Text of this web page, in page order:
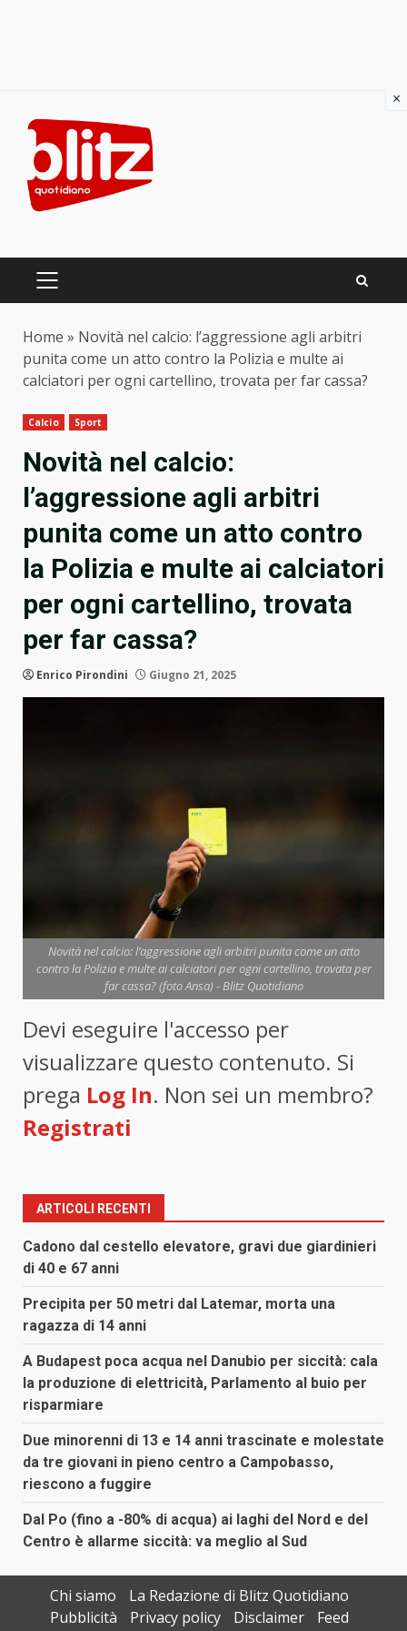
content
PRIMARY
Home » Novità nel calcio: l’aggressione agli arbitri
punita come un atto contro la Polizia e multe ai
calciatori per ogni cartellino, trovata per far cassa?
Calcio Sport
Novità nel calcio:
l’aggressione agli arbitri
punita come un atto contro
la Polizia e multe ai calciatori
per ogni cartellino, trovata
per far cassa?
Enrico Pirondini Giugno 21, 2025
Novità nel calcio: l’aggressione agli arbitri punita come un atto
contro la Polizia e multe ai calciatori per ogni cartellino, trovata per
far cassa? (foto Ansa) - Blitz Quotidiano
Devi eseguire l'accesso per
visualizzare questo contenuto. Si
prega Log In. Non sei un membro?
Registrati
ARTICOLI RECENTI
Cadono dal cestello elevatore, gravi due giardinieri
di 40 e 67 anni
Precipita per 50 metri dal Latemar, morta una
ragazza di 14 anni
A Budapest poca acqua nel Danubio per siccità: cala
la produzione di elettricità, Parlamento al buio per
risparmiare
Due minorenni di 13 e 14 anni trascinate e molestate
da tre giovani in pieno centro a Campobasso,
riescono a fuggire
Dal Po (fino a -80% di acqua) ai laghi del Nord e del
Centro è allarme siccità: va meglio al Sud
Chi siamo
La Redazione di Blitz Quotidiano
Pubblicità
Privacy policy Disclaimer Feed
×